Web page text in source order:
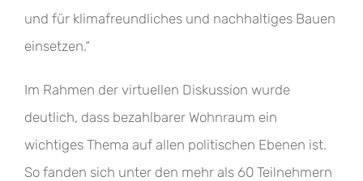
und für klimafreundliches und nachhaltiges Bauen
einsetzen.“
Im Rahmen der virtuellen Diskussion wurde
deutlich, dass bezahlbarer Wohnraum ein
wichtiges Thema auf allen politischen Ebenen ist.
So fanden sich unter den mehr als 60 Teilnehmern